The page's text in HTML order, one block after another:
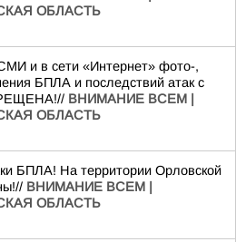
ОБЛАСТЬ
и в сети «Интернет» фото-,
БПЛА и последствий атак с
ВНИМАНИЕ ВСЕМ |
ОБЛАСТЬ
БПЛА! На территории Орловской
ВНИМАНИЕ ВСЕМ |
ОБЛАСТЬ